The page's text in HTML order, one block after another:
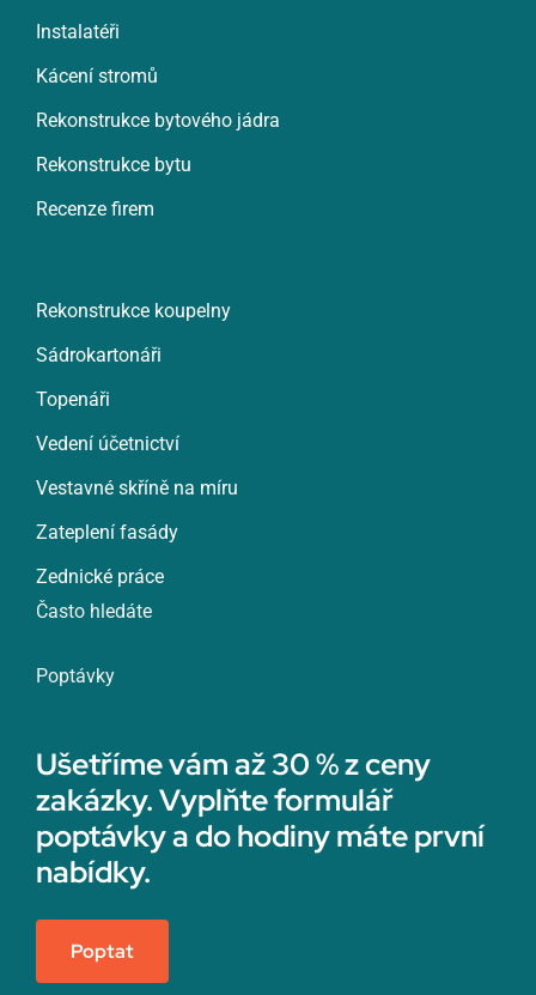
Instalatéři
Kácení stromů
Rekonstrukce bytového jádra
Rekonstrukce bytu
Recenze firem
Rekonstrukce koupelny
Sádrokartonáři
Topenáři
Vedení účetnictví
Vestavné skříně na míru
Zateplení fasády
Zednické práce
Často hledáte
Poptávky
Ušetříme vám až 30 % z ceny
zakázky. Vyplňte formulář
poptávky a do hodiny máte první
nabídky.
Poptat